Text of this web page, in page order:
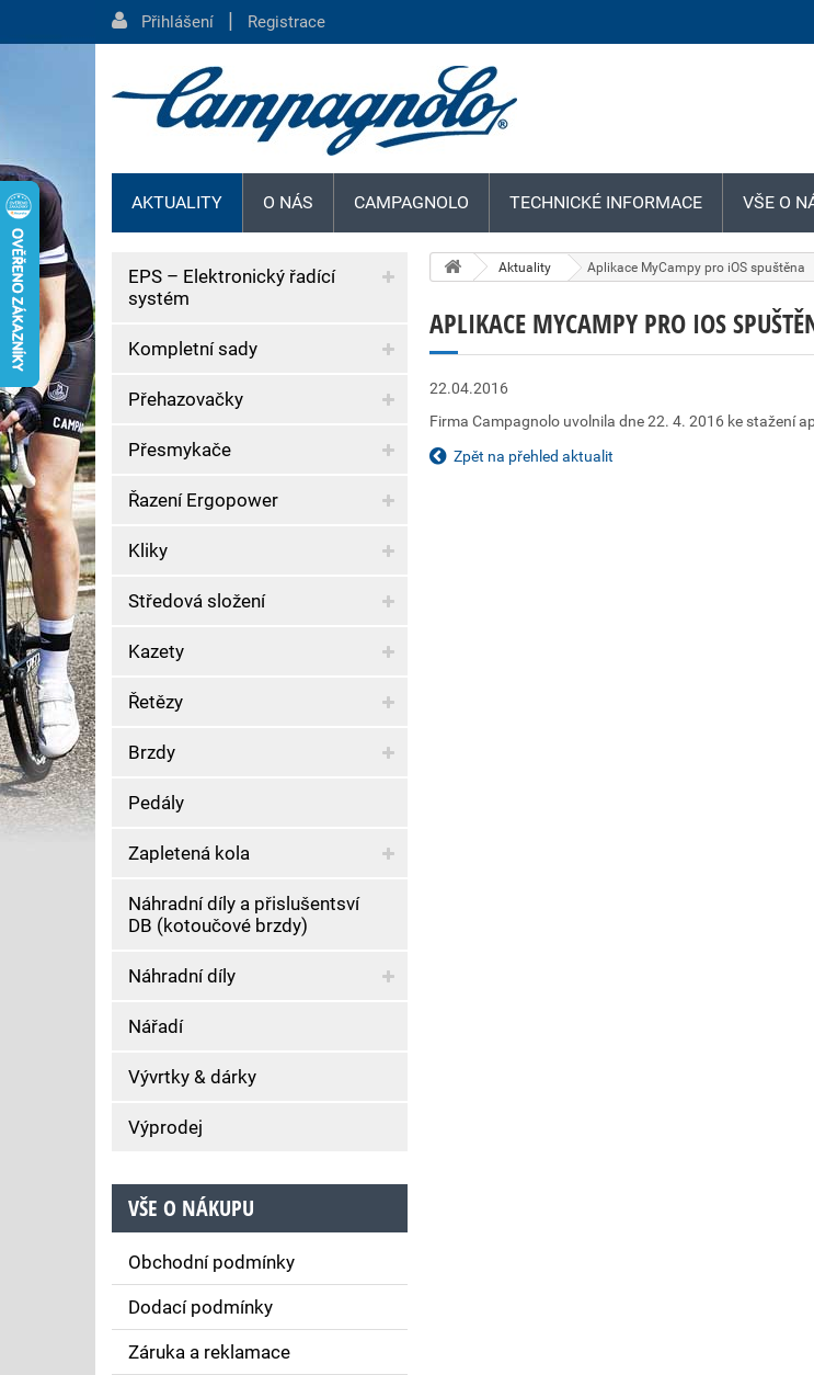
Aktuality Aplikace MyCampy pro iOS spuštěna
APLIKACE MYCAMPY PRO IOS
22.04.2016
Firma Campagnolo uvolnila dne 22. 4. 2016 ke stažení
Zpět na přehled aktualit
EPS – Elektronický řadící
systém
Kompletní sady
Přehazovačky
Přesmykače
Řazení Ergopower
Kliky
Středová složení
Kazety
Řetězy
Brzdy
Pedály
Zapletená kola
Náhradní díly a přislušentsví
DB (kotoučové brzdy)
Náhradní díly
Nářadí
Vývrtky & dárky
Výprodej
VŠE O NÁKUPU
Obchodní podmínky
Dodací podmínky
Záruka a reklamace
Přihlášení | Registrace
AKTUALITY O NÁS CAMPAGNOLO TECHNICKÉ INFORMACE VŠE O